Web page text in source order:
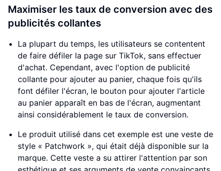
Maximiser les taux de conversion avec des
publicités collantes
La plupart du temps, les utilisateurs se contentent
de faire défiler la page sur TikTok, sans effectuer
d'achat. Cependant, avec l'option de publicité
collante pour ajouter au panier, chaque fois qu'ils
font défiler l'écran, le bouton pour ajouter l'article
au panier apparaît en bas de l'écran, augmentant
ainsi considérablement le taux de conversion.
Le produit utilisé dans cet exemple est une veste de
style « Patchwork », qui était déjà disponible sur la
marque. Cette veste a su attirer l'attention par son